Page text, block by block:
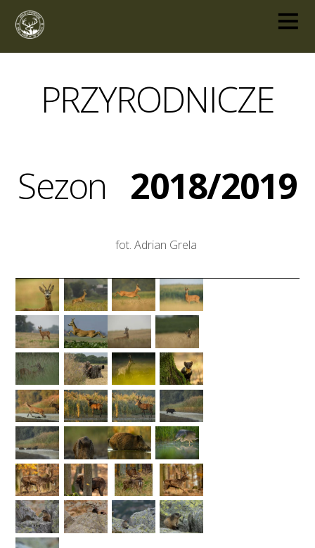
PRZYRODNICZE
Sezon 2018/2019
fot. Adrian Grela